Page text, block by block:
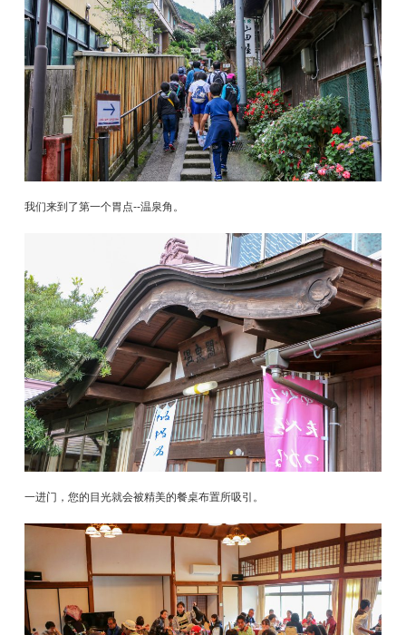
我们来到了第一个胃点--温泉角。
一进门，您的目光就会被精美的餐桌布置所吸引。